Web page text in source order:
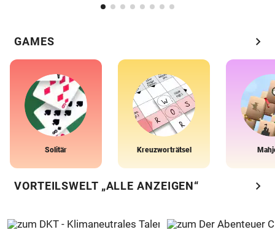
GAMES chevron_right
Solitär Kreuzworträtsel
VORTEILSWELT „ALLE ANZEIGEN“ chevron_right